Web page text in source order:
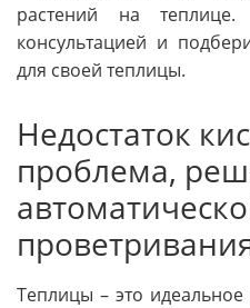
растений на
консультацией и
для своей теплицы.
Недостаток
проблема,
Теплицы – это